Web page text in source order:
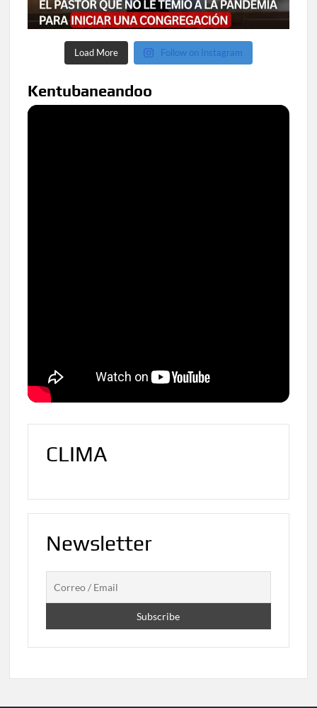
Load More Follow on Instagram
Kentubaneandoo
CLIMA
Newsletter